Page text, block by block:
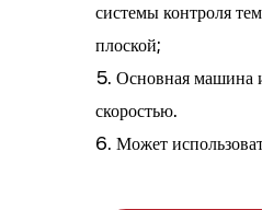
системы контроля
плоской;
5. Основная машина
скоростью.
6. Может